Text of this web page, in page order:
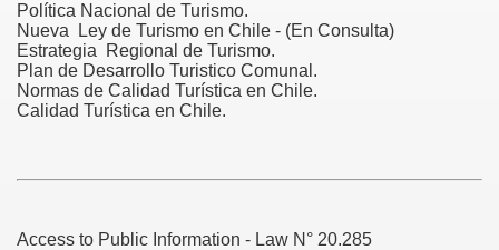
Política Nacional de Turismo.
Nueva Ley de Turismo en Chile - (En Consulta)
Estrategia Regional de Turismo.
Plan de Desarrollo Turistico Comunal.
Normas de Calidad Turística en Chile.
Calidad Turística en Chile.
Access to Public Information - Law N° 20.285